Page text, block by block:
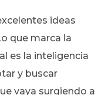
ideas
que marca la
es la inteligencia
y buscar
vaya surgiendo a